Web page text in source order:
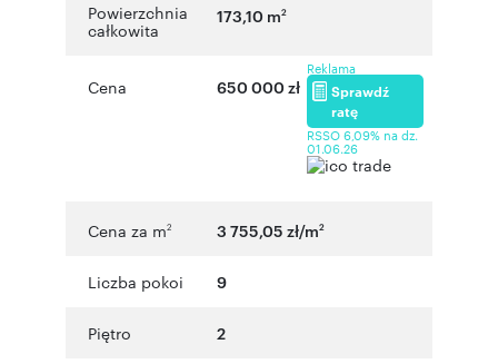
Powierzchnia
całkowita
173,10 m2
Cena 650 000 zł
Reklama
Sprawdź
ratę
RSSO 6,09% na dz.
01.06.26
Cena za m2 3 755,05 zł/m2
Liczba pokoi 9
Piętro 2